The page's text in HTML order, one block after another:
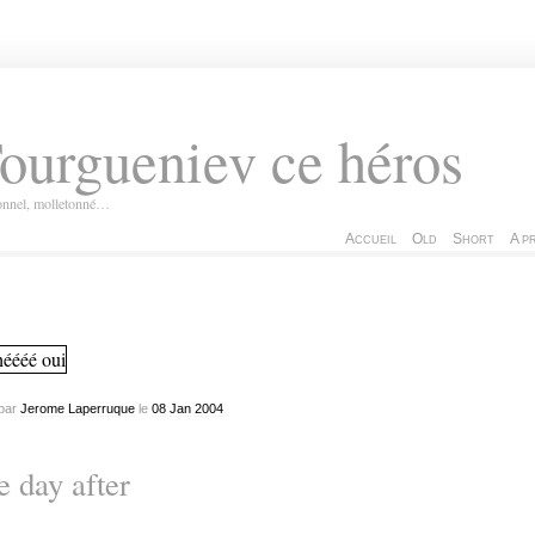
ce héros
molletonné…
Accueil Old Short A
Jerome Laperruquele 08 Jan 2004
day after